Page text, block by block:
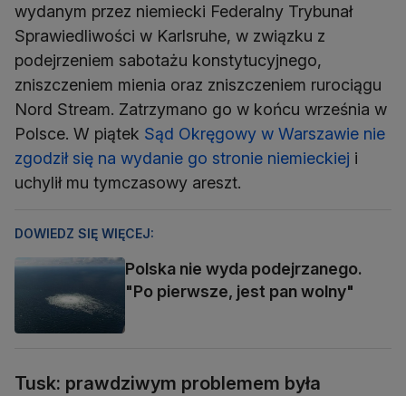
wydanym przez niemiecki Federalny Trybunał
Sprawiedliwości w Karlsruhe, w związku z
podejrzeniem sabotażu konstytucyjnego,
zniszczeniem mienia oraz zniszczeniem rurociągu
Nord Stream. Zatrzymano go w końcu września w
Polsce. W piątek Sąd Okręgowy w Warszawie nie
zgodził się na wydanie go stronie niemieckiej i
uchylił mu tymczasowy areszt.
DOWIEDZ SIĘ WIĘCEJ:
Polska nie wyda podejrzanego.
"Po pierwsze, jest pan wolny"
Tusk: prawdziwym problemem była